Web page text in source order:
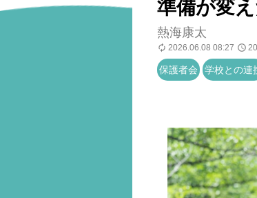
準備が変
熱海康太
2026.06.08 08:27
保護者会 学校との連